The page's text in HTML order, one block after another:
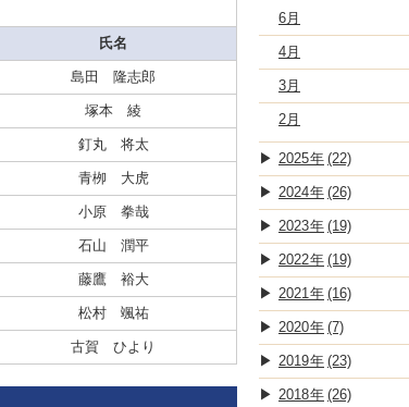
氏名
島田 隆志郎
塚本 綾
釘丸 将太
青栁 大虎
小原 拳哉
石山 潤平
藤鷹 裕大
松村 颯祐
古賀 ひより
6月
4月
3月
2月
2025 (22)
2024 (26)
2023 (19)
2022 (19)
2021 (16)
2020 (7)
2019 (23)
2018 (26)